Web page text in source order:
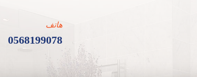
هاتف
0568199078